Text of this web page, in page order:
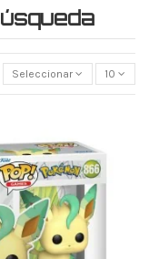
Seleccionar 10